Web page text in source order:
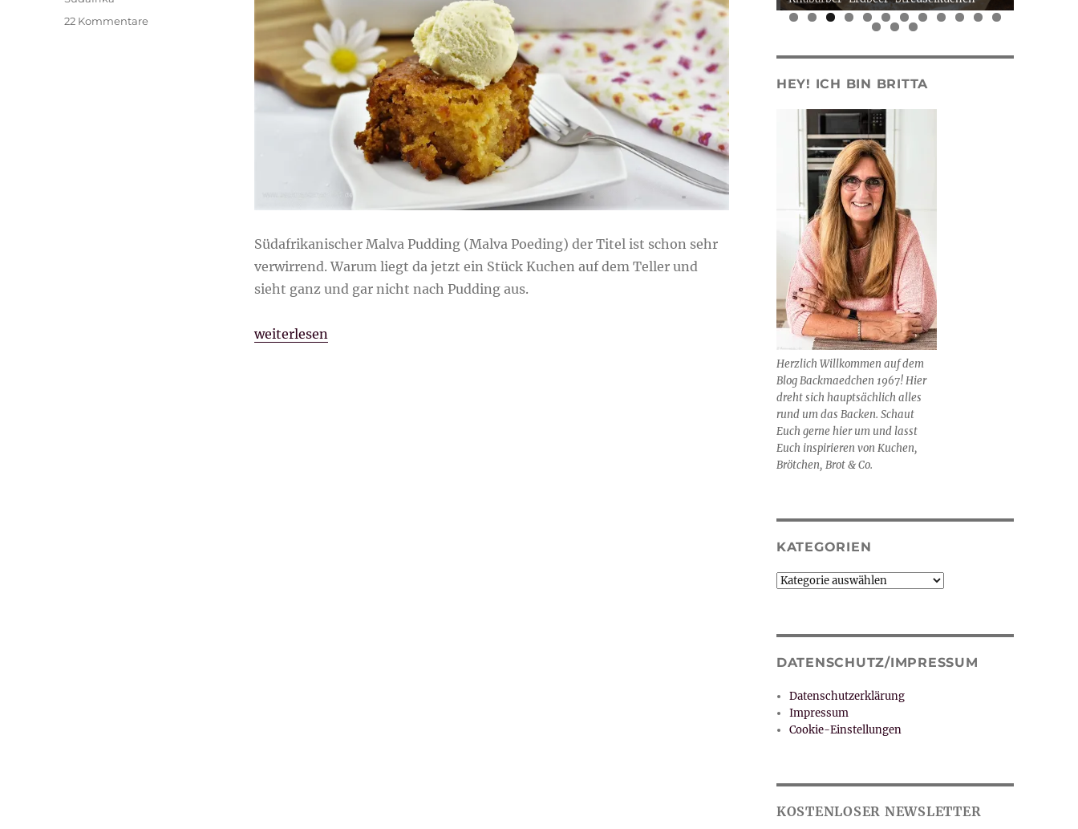
Südafrikanischer Malva Pudding (Malva Poeding) der Titel ist schon sehr
verwirrend. Warum liegt da jetzt ein Stück Kuchen auf dem Teller und
sieht ganz und gar nicht nach Pudding aus.
„Südafrikanischer Malva Pudding (Malva Poeding)“
weiterlesen
22 Kommentarezu
0
1 2
3 4 5
HEY! ICH BIN BRITTA
Herzlich Willkommen auf dem
Blog Backmaedchen 1967! Hier
dreht sich hauptsächlich alles
rund um das Backen. Schaut
Euch gerne hier um und lasst
Euch inspirieren von Kuchen,
Brötchen, Brot & Co.
KATEGORIEN
Kategorien
DATENSCHUTZ/IMPRESSUM
Datenschutzerklärung
Impressum
Cookie-Einstellungen